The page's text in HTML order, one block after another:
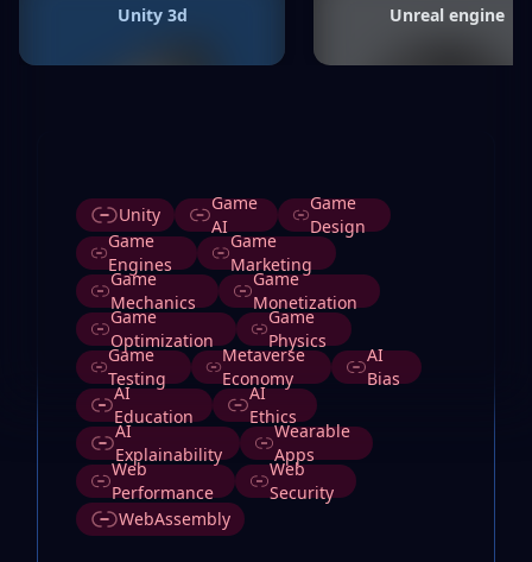
Unity 3d Unreal engine
Unity
Game
AI
Game
Design
Game
Engines
Game
Marketing
Game
Mechanics
Game
Monetization
Game
Optimization
Game
Physics
Game
Testing
Metaverse
Economy
AI
Bias
AI
Education
AI
Ethics
AI
Explainability
Wearable
Apps
Web
Performance
Web
Security
WebAssembly